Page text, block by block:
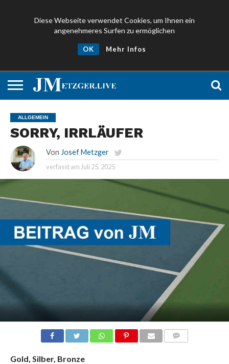
Diese Webseite verwendet Cookies, um Ihnen ein
angenehmeres Surfen zu ermöglichen
OK Mehr Infos
ALLGEMEIN
SORRY, IRRLÄUFER
Von Josef Metzger
verfasst am Juli 25, 2025
Gold, Silber, Bronze